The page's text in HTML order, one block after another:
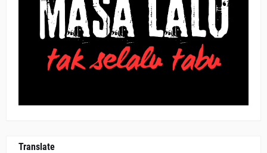
Translate